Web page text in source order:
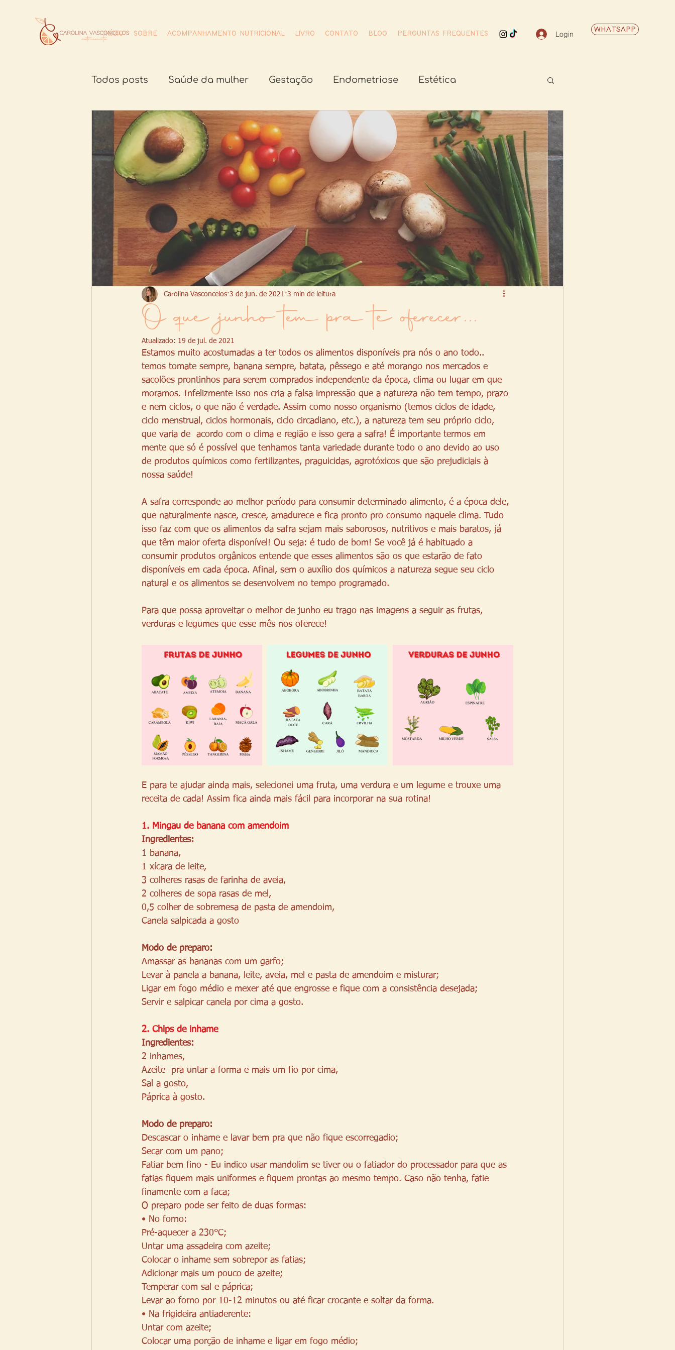
INÍCIO SOBRE ACOMPANHAMENTO NUTRICIONAL LIVRO CONTATO BLOG PERGUNTAS FREQUENTES Login WHATSAPP
Todos posts Saúde da mulher Gestação Endometriose Estética
Alimentos da safra Guias de saúde Síndrome dos Ovários Policísticos
O que junho tem pra te oferecer...
Carolina Vasconcelos 3 de jun. de 2021 3 min de leitura
Atualizado: 19 de jul. de 2021
Estamos muito acostumadas a ter todos os alimentos disponíveis pra nós o ano todo..
temos tomate sempre, banana sempre, batata, pêssego e até morango nos mercados e
sacolões prontinhos para serem comprados independente da época, clima ou lugar em que
moramos. Infelizmente isso nos cria a falsa impressão que a natureza não tem tempo, prazo
e nem ciclos, o que não é verdade. Assim como nosso organismo (temos ciclos de idade,
ciclo menstrual, ciclos hormonais, ciclo circadiano, etc.), a natureza tem seu próprio ciclo,
que varia de  acordo com o clima e região e isso gera a safra! É importante termos em
mente que só é possível que tenhamos tanta variedade durante todo o ano devido ao uso
de produtos químicos como fertilizantes, praguicidas, agrotóxicos que são prejudiciais à
nossa saúde!
A safra corresponde ao melhor período para consumir determinado alimento, é a época dele,
que naturalmente nasce, cresce, amadurece e fica pronto pro consumo naquele clima. Tudo
isso faz com que os alimentos da safra sejam mais saborosos, nutritivos e mais baratos, já
que têm maior oferta disponível! Ou seja: é tudo de bom! Se você já é habituado a
consumir produtos orgânicos entende que esses alimentos são os que estarão de fato
disponíveis em cada época. Afinal, sem o auxílio dos químicos a natureza segue seu ciclo
natural e os alimentos se desenvolvem no tempo programado.
Para que possa aproveitar o melhor de junho eu trago nas imagens a seguir as frutas,
verduras e legumes que esse mês nos oferece!
E para te ajudar ainda mais, selecionei uma fruta, uma verdura e um legume e trouxe uma
receita de cada! Assim fica ainda mais fácil para incorporar na sua rotina!
1. Mingau de banana com amendoim
Ingredientes:
1 banana,
1 xícara de leite,
3 colheres rasas de farinha de aveia,
2 colheres de sopa rasas de mel,
0,5 colher de sobremesa de pasta de amendoim,
Canela salpicada a gosto
Modo de preparo:
Amassar as bananas com um garfo;
Levar à panela a banana, leite, aveia, mel e pasta de amendoim e misturar;
Ligar em fogo médio e mexer até que engrosse e fique com a consistência desejada;
Servir e salpicar canela por cima a gosto.
2. Chips de inhame
Ingredientes:
2 inhames,
Azeite  pra untar a forma e mais um fio por cima,
Sal a gosto,
Páprica à gosto.
Modo de preparo:
Descascar o inhame e lavar bem pra que não fique escorregadio;
Secar com um pano;
Fatiar bem fino - Eu indico usar mandolim se tiver ou o fatiador do processador para que as
fatias fiquem mais uniformes e fiquem prontas ao mesmo tempo. Caso não tenha, fatie
finamente com a faca;
O preparo pode ser feito de duas formas:
• No forno:
Pré-aquecer a 230°C;
Untar uma assadeira com azeite;
Colocar o inhame sem sobrepor as fatias;
Adicionar mais um pouco de azeite;
Temperar com sal e páprica;
Levar ao forno por 10-12 minutos ou até ficar crocante e soltar da forma.
• Na frigideira antiaderente:
Untar com azeite;
Colocar uma porção de inhame e ligar em fogo médio;